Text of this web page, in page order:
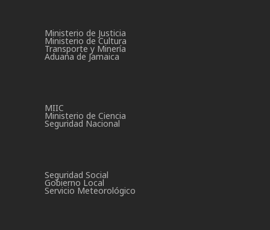
Ministerio de Justicia
Ministerio de Cultura
Transporte y Minería
Aduana de Jamaica
MIIC
Ministerio de Ciencia
Seguridad Nacional
Seguridad Social
Gobierno Local
Servicio Meteorológico